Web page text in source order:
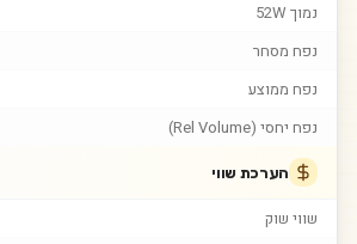
נמוך 52W
נפח מסחר
נפח ממוצע
נפח יחסי (Rel Volume)
הערכת שווי
שווי שוק